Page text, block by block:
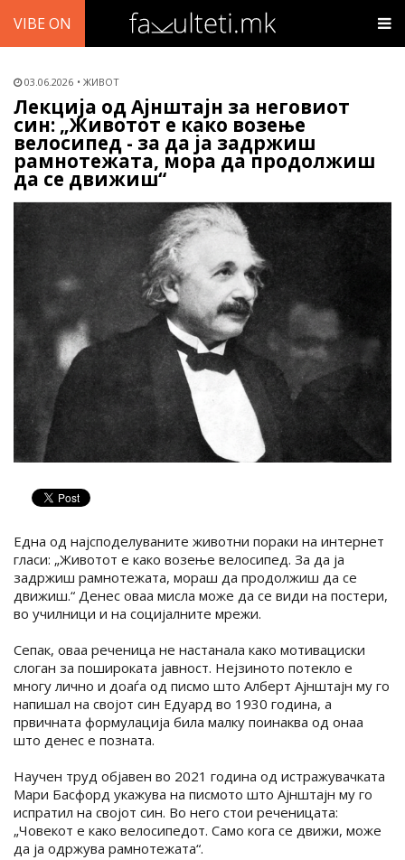
VIBE ON
03.06.2026 ЖИВОТ
Лекција од Ајнштајн за неговиот
син: „Животот е како возење
велосипед - за да ја задржиш
рамнотежата, мора да продолжиш
да се движиш“
Една од најсподелуваните животни пораки на интернет
гласи: „Животот е како возење велосипед. За да ја
задржиш рамнотежата, мораш да продолжиш да се
движиш.“ Денес оваа мисла може да се види на постери,
во училници и на социјалните мрежи.
Сепак, оваа реченица не настанала како мотивациски
слоган за пошироката јавност. Нејзиното потекло е
многу лично и доаѓа од писмо што Алберт Ајнштајн му го
напишал на својот син Едуард во 1930 година, а
првичната формулација била малку поинаква од онаа
што денес е позната.
Научен труд објавен во 2021 година од истражувачката
Мари Басфорд укажува на писмото што Ајнштајн му го
испратил на својот син. Во него стои реченицата:
„Човекот е како велосипедот. Само кога се движи, може
да ја одржува рамнотежата“.